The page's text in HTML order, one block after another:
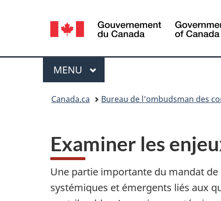
Sélection
de
la
langue
Menu
MENU PRINCIPAL
Canada.ca Bureau de l'ombudsman des
Examiner les
Une partie importante du mandat
systémiques et émergents liés aux